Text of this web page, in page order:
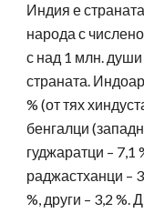
Индия е
народа с
с над 1 млн. души
страната.
% (от тях
бенгалци
гуджаратци – 7,1
раджастханци –
%, други – 3,2 %.